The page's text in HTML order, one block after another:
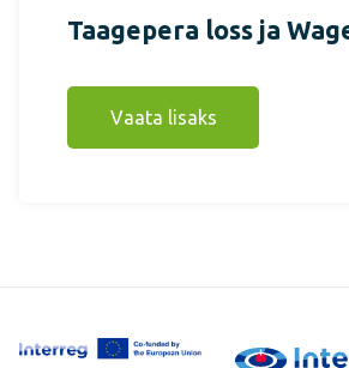
Taagepera loss ja
Vaata lisaks